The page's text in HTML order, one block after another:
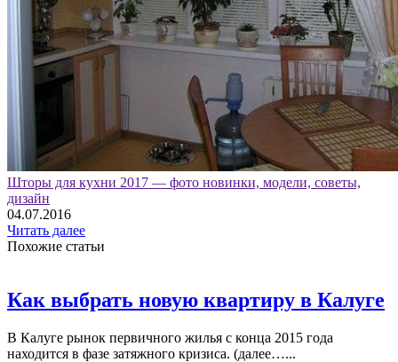
Шторы для кухни 2017 — фото новинки, модели, советы,
дизайн
04.07.2016
Читать далее
Похожие статьи
Как выбрать новую квартиру в Калуге
В Калуге рынок первичного жилья с конца 2015 года
находится в фазе затяжного кризиса. (далее…...